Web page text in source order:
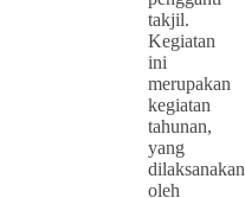
takjil.
Kegiatan
ini
merupakan
kegiatan
tahunan,
yang
dilaksanakan
oleh